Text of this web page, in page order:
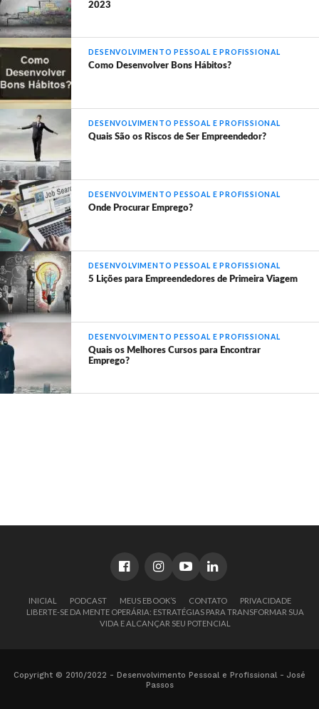
2023
DESENVOLVIMENTO PESSOAL E PROFISSIONAL
Como Desenvolver Bons Hábitos?
DESENVOLVIMENTO PESSOAL E PROFISSIONAL
Quais São os Riscos de Ser Empreendedor?
DESENVOLVIMENTO PESSOAL E PROFISSIONAL
Onde Procurar Emprego?
DESENVOLVIMENTO PESSOAL E PROFISSIONAL
5 Lições para Empreendedores de Primeira Viagem
DESENVOLVIMENTO PESSOAL E PROFISSIONAL
Quais os Melhores Cursos para Encontrar
Emprego?
INICIAL PODCAST MEUS EBOOK’S CONTATO
PRIVACIDADE
LIBERTE-SE DA MENTE OPERÁRIA: ESTRATÉGIAS PARA TRANSFORMAR SUA
VIDA E ALCANÇAR SEU POTENCIAL
Copyright © 2010/2022 - Desenvolvimento Pessoal e Profissional - José
Passos